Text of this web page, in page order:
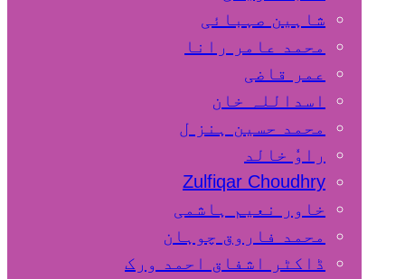
شاہین صہبائی
محمد عامر رانا
عمر قاضی
اسداللہ خان
محمد حسین ہنز ل
راوٗ خالد
Zulfiqar Choudhry
خاور نعیم ہاشمی
محمد فاروق چوہان
ڈاکٹر اشفاق احمد ورک